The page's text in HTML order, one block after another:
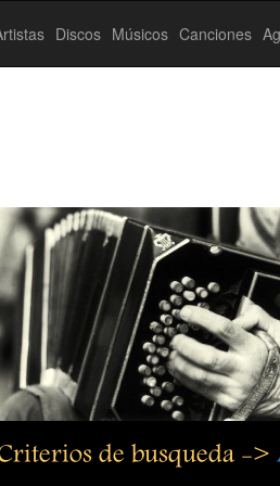
Discos Músicos Canciones
de busqueda ->